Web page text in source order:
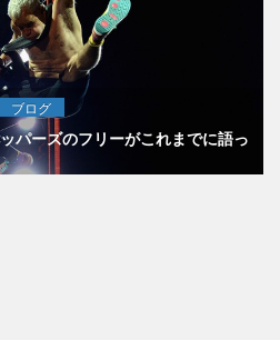
ブログ
パーズのフリーがこれまでに語っ